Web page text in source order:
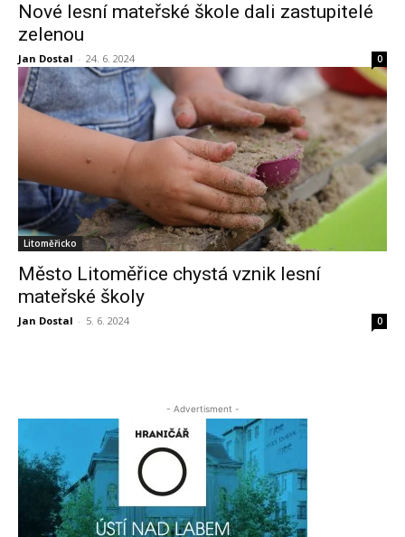
Nové lesní mateřské škole dali zastupitelé
zelenou
Jan Dostal - 24. 6. 2024 0
Litoměřicko
Město Litoměřice chystá vznik lesní
mateřské školy
Jan Dostal - 5. 6. 2024 0
- Advertisment -